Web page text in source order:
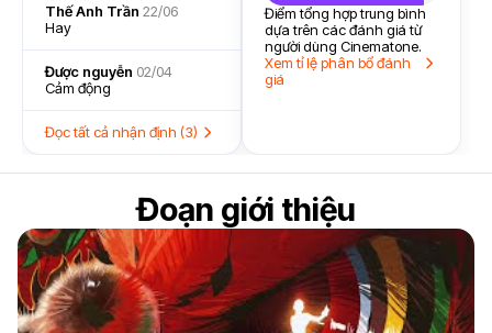
Thế Anh Trần 22/06
Hay
Được nguyễn 02/04
Cảm động
Đọc tất cả nhận định (3)
Điểm tổng hợp trung bình
dựa trên các đánh giá từ
người dùng Cinematone.
Xem tỉ lệ phân bổ đánh
giá
Đoạn giới thiệu